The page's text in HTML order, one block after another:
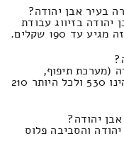
בעיר אבן יהודה?
בזיווג עבודת
(מערכת תיפוף,
גיטרות, כלי קלאסי וכיוצא בו) התעריף הינו 530 ולכל היותר 210
יהודה?
והסביבה פלוס